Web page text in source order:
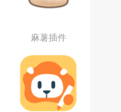
麻薯插件